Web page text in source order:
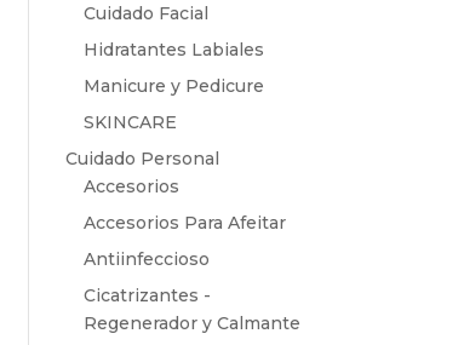
Cuidado Facial
Hidratantes Labiales
Manicure y Pedicure
SKINCARE
Cuidado Personal
Accesorios
Accesorios Para Afeitar
Antiinfeccioso
Cicatrizantes -
Regenerador y Calmante